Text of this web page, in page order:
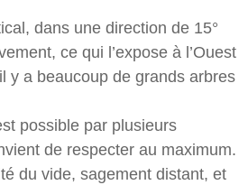
dans une direction de 15°
ce qui l’expose à l’Ouest
y a beaucoup de grands arbres
possible par plusieurs
de respecter au maximum.
du vide, sagement distant, et